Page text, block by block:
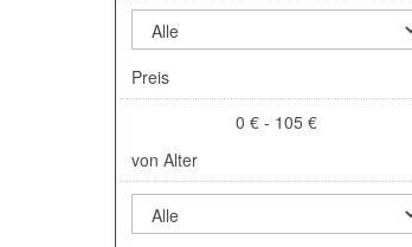
Preis
0 € - 105 €
von Alter